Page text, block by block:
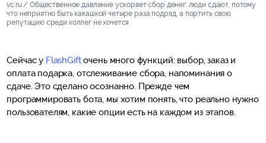
vc.ru / Общественное давление ускоряет сбор денег: люди сдают, потому
что неприятно быть какашкой четыре раза подряд, а портить свою
репутацию среди коллег не хочется​
Сейчас у FlashGiftочень много функций: выбор, заказ и
оплата подарка, отслеживание сбора, напоминания о
сдаче. Это сделано осознанно. Прежде чем
программировать бота, мы хотим понять, что реально нужно
пользователям, какие опции есть на каждом из этапов.